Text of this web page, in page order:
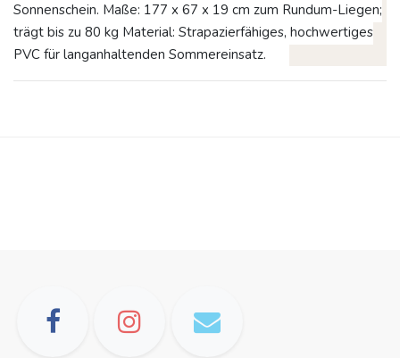
Sonnenschein. Maße: 177 x 67 x 19 cm zum Rundum-Liegen;
trägt bis zu 80 kg Material: Strapazierfähiges, hochwertiges
PVC für langanhaltenden Sommereinsatz.